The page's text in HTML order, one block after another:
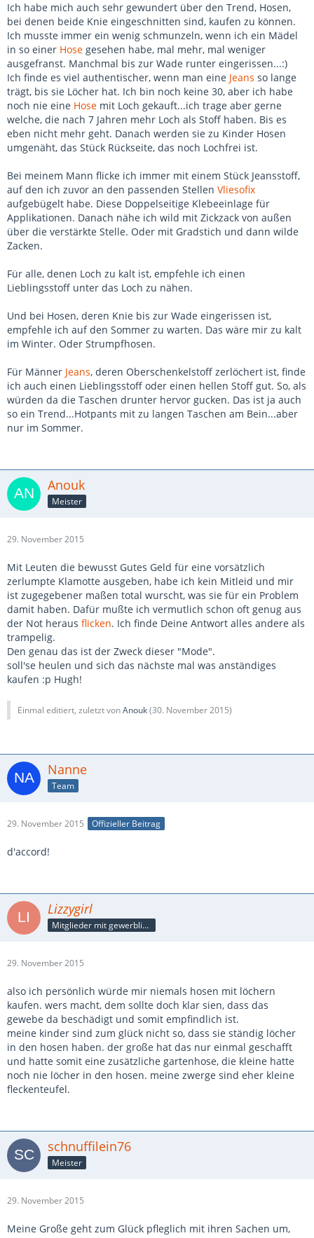
Ich habe mich auch sehr gewundert über den Trend, Hosen,
bei denen beide Knie eingeschnitten sind, kaufen zu können.
Ich musste immer ein wenig schmunzeln, wenn ich ein Mädel
in so einer Hose gesehen habe, mal mehr, mal weniger
ausgefranst. Manchmal bis zur Wade runter eingerissen...:)
Ich finde es viel authentischer, wenn man eine Jeans so lange
trägt, bis sie Löcher hat. Ich bin noch keine 30, aber ich habe
noch nie eine Hose mit Loch gekauft...ich trage aber gerne
welche, die nach 7 Jahren mehr Loch als Stoff haben. Bis es
eben nicht mehr geht. Danach werden sie zu Kinder Hosen
umgenäht, das Stück Rückseite, das noch Lochfrei ist.
Bei meinem Mann flicke ich immer mit einem Stück Jeansstoff,
auf den ich zuvor an den passenden Stellen Vliesofix
aufgebügelt habe. Diese Doppelseitige Klebeeinlage für
Applikationen. Danach nähe ich wild mit Zickzack von außen
über die verstärkte Stelle. Oder mit Gradstich und dann wilde
Zacken.
Für alle, denen Loch zu kalt ist, empfehle ich einen
Lieblingsstoff unter das Loch zu nähen.
Und bei Hosen, deren Knie bis zur Wade eingerissen ist,
empfehle ich auf den Sommer zu warten. Das wäre mir zu kalt
im Winter. Oder Strumpfhosen.
Für Männer Jeans, deren Oberschenkelstoff zerlöchert ist, finde
ich auch einen Lieblingsstoff oder einen hellen Stoff gut. So, als
würden da die Taschen drunter hervor gucken. Das ist ja auch
so ein Trend...Hotpants mit zu langen Taschen am Bein...aber
nur im Sommer.
Anouk
Meister
29. November 2015
Mit Leuten die bewusst Gutes Geld für eine vorsätzlich
zerlumpte Klamotte ausgeben, habe ich kein Mitleid und mir
ist zugegebener maßen total wurscht, was sie für ein Problem
damit haben. Dafür mußte ich vermutlich schon oft genug aus
der Not heraus flicken. Ich finde Deine Antwort alles andere als
trampelig.
Den genau das ist der Zweck dieser "Mode".
soll'se heulen und sich das nächste mal was anständiges
kaufen :p Hugh!
Einmal editiert, zuletzt vonAnouk(30. November 2015)
Nanne
Team
29. November 2015 Offizieller Beitrag
d'accord!
Lizzygirl
Mitglieder mit gewerblicher Verbindung, auch als Mitarbeiter/in
29. November 2015
also ich persönlich würde mir niemals hosen mit löchern
kaufen. wers macht, dem sollte doch klar sien, dass das
gewebe da beschädigt und somit empfindlich ist.
meine kinder sind zum glück nicht so, dass sie ständig löcher
in den hosen haben. der große hat das nur einmal geschafft
und hatte somit eine zusätzliche gartenhose, die kleine hatte
noch nie löcher in den hosen. meine zwerge sind eher kleine
fleckenteufel.
schnuffilein76
Meister
29. November 2015
Meine Große geht zum Glück pfleglich mit ihren Sachen um,